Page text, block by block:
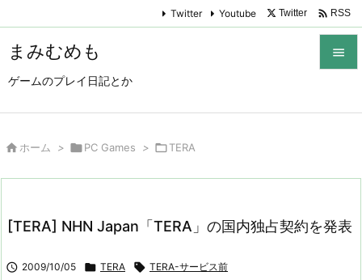
まみむめも
ゲームのプレイ日記とか

次へ
Twitter Youtube Twitter  RSS
 ホーム > PC Games > TERA
[TERA] NHN Japan「TERA」の国内独占契約を発表
 2009/10/05  TERA  TERA-サービス前